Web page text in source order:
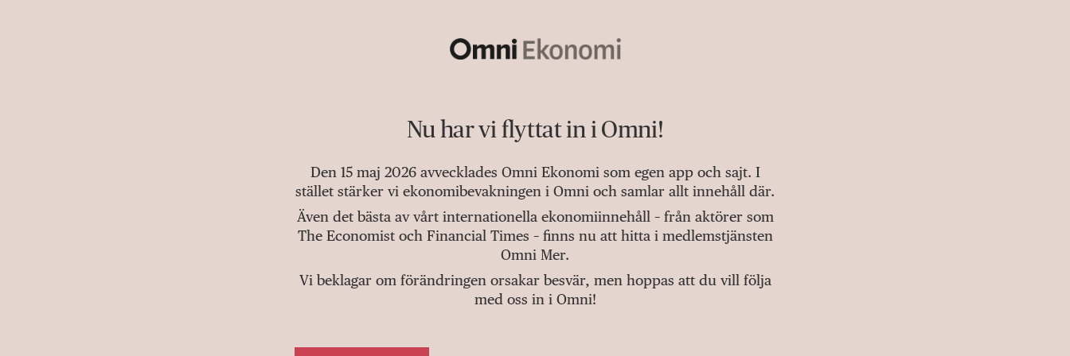
Nu har vi flyttat in i Omni!
Den 15 maj 2026 avvecklades Omni Ekonomi som egen app och sajt. I
stället stärker vi ekonomibevakningen i Omni och samlar allt innehåll där.
Även det bästa av vårt internationella ekonomiinnehåll – från aktörer som
The Economist och Financial Times – finns nu att hitta i medlemstjänsten
Omni Mer.
Vi beklagar om förändringen orsakar besvär, men hoppas att du vill följa
med oss in i Omni!